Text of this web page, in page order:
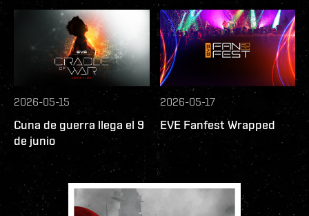
2026-05-15
Cuna de guerra llega el 9
de junio
2026-05-17
EVE Fanfest Wrapped